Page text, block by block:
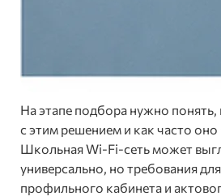
На этапе подбора нужно понять,
с этим решением и как часто оно
Школьная Wi-Fi-сеть может
универсально, но требования
профильного кабинета и